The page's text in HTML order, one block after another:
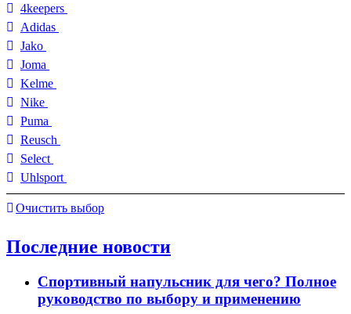
4keepers
Adidas
Jako
Joma
Kelme
Nike
Puma
Reusch
Select
Uhlsport
Очистить выбор
Последние новости
Спортивный напульсник для чего? Полное
руководство по выбору и применению